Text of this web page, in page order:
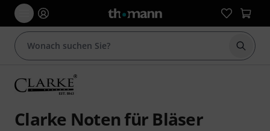
Suche
Clarke Noten für Bläser